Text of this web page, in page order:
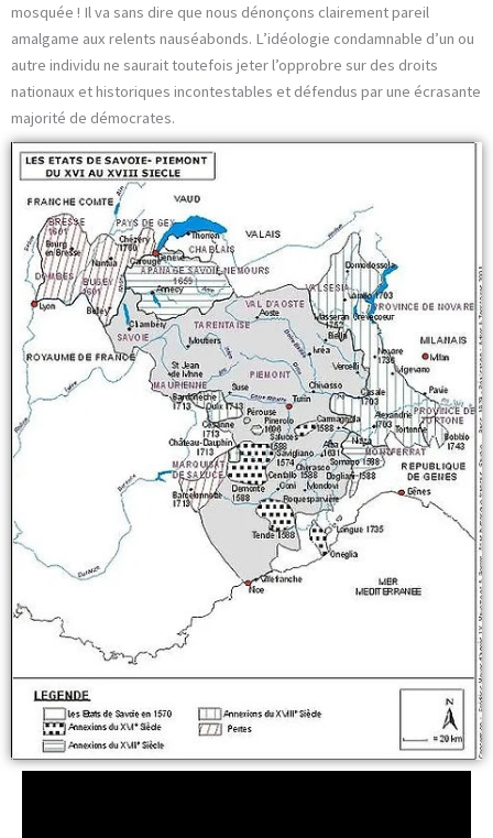
mosquée ! Il va sans dire que nous dénonçons clairement pareil
amalgame aux relents nauséabonds. L’idéologie condamnable d’un ou
autre individu ne saurait toutefois jeter l’opprobre sur des droits
nationaux et historiques incontestables et défendus par une écrasante
majorité de démocrates.